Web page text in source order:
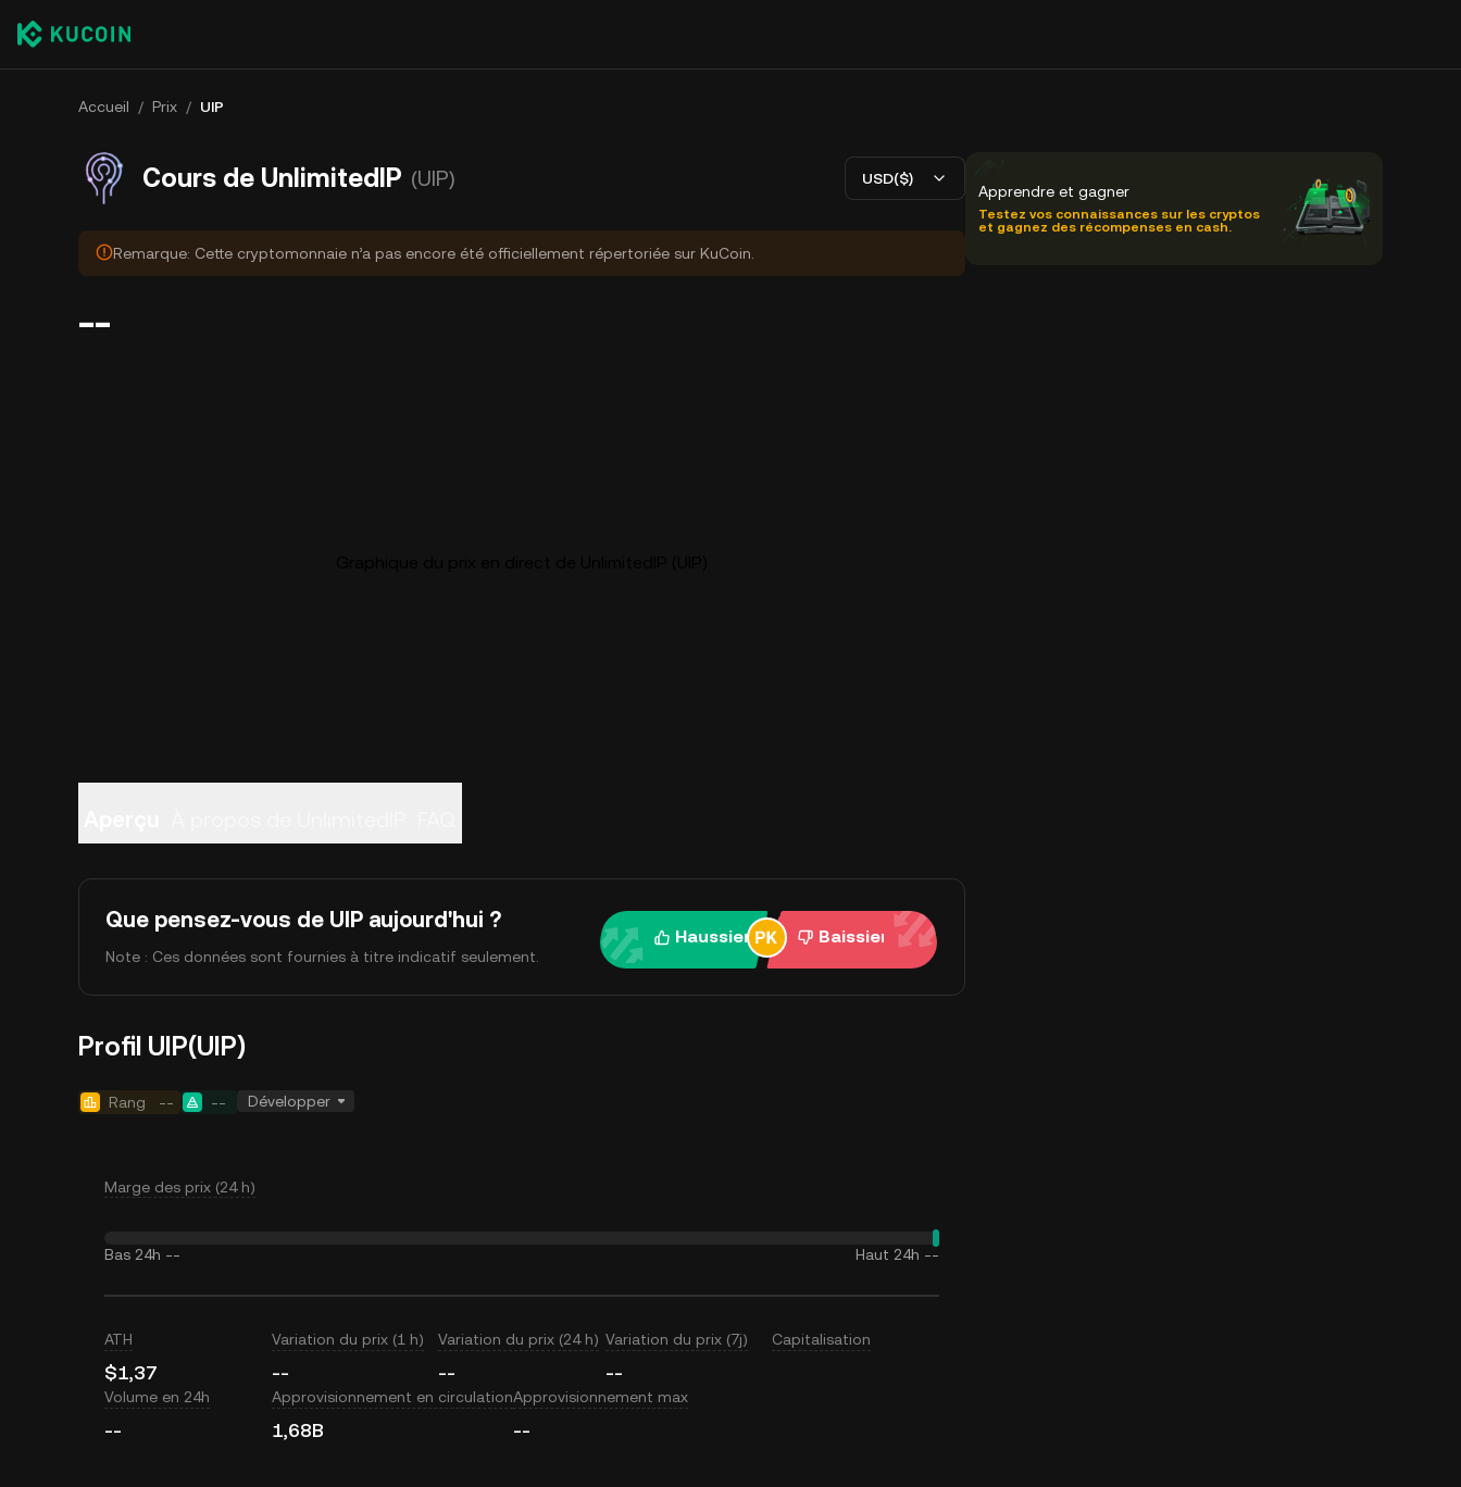
Accueil / Prix / UIP
Cours de UnlimitedIP (UIP) USD($)
Remarque: Cette cryptomonnaie n’a pas encore été officiellement répertoriée sur KuCoin.
--
Que pensez-vous de UIP aujourd'hui ?
Note : Ces données sont fournies à titre indicatif seulement.
Haussier Baissier
Profil UIP(UIP)
Rang -- -- Développer
Marge des prix (24 h)
Bas 24h -- Haut 24h --
ATH
$1,37
Variation du prix (1 h)
--
Variation du prix (24 h)
--
Variation du prix (7j)
--
Capitalisation
Volume en 24h
--
Approvisionnement en circulation
1,68B
Approvisionnement max
--
Apprendre et gagner
Testez vos connaissances sur les cryptos
et gagnez des récompenses en cash.